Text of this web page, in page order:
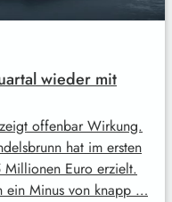
wieder mit
offenbar Wirkung.
hat im ersten
Euro erzielt.
ein Minus von knapp …